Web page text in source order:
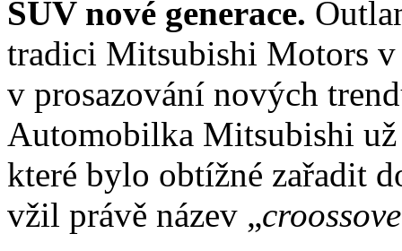
SUV nové generace.
tradici Mitsubishi Motors
v prosazování nových
Automobilka Mitsubishi
které bylo obtížné zařadit
vžil právě název „